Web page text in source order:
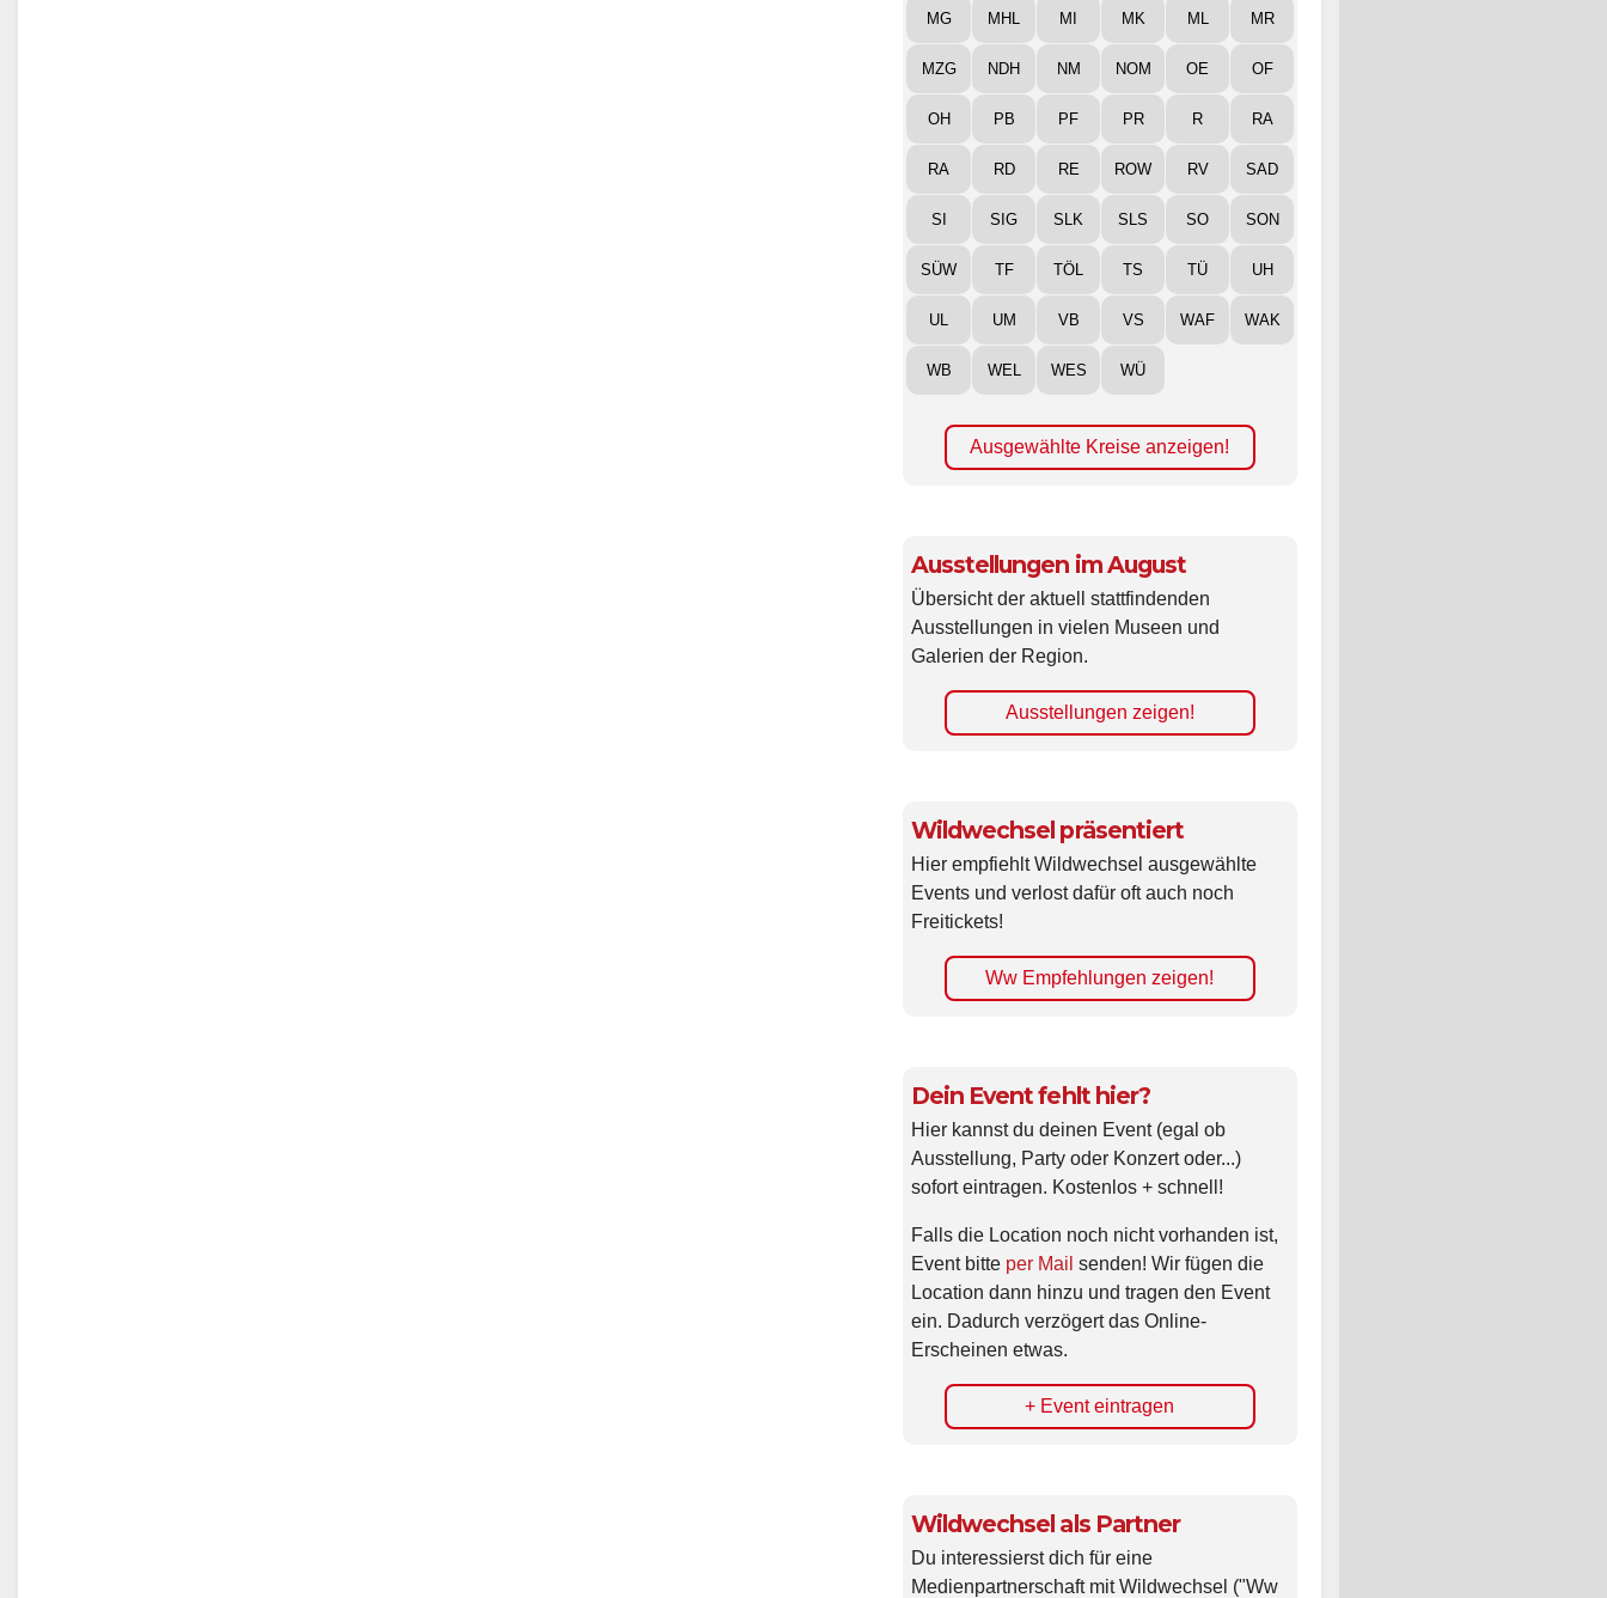
MG MHL MI MK ML MR
MZG NDH NM NOM OE OF
OH PB PF PR R RA
RA RD RE ROW RV SAD
SI SIG SLK SLS SO SON
SÜW TF TÖL TS TÜ UH
UL UM VB VS WAF WAK
WB WEL WES WÜ
Ausgewählte Kreise anzeigen!
Ausstellungen im August
Übersicht der aktuell stattfindenden
Ausstellungen in vielen Museen und
Galerien der Region.
Ausstellungen zeigen!
Wildwechsel präsentiert
Hier empfiehlt Wildwechsel ausgewählte
Events und verlost dafür oft auch noch
Freitickets!
Ww Empfehlungen zeigen!
Dein Event fehlt hier?
Hier kannst du deinen Event (egal ob
Ausstellung, Party oder Konzert oder...)
sofort eintragen. Kostenlos + schnell!
Falls die Location noch nicht vorhanden ist,
Event bitte per Mail senden! Wir fügen die
Location dann hinzu und tragen den Event
ein. Dadurch verzögert das Online-
Erscheinen etwas.
+ Event eintragen
Wildwechsel als Partner
Du interessierst dich für eine
Medienpartnerschaft mit Wildwechsel ("Ww